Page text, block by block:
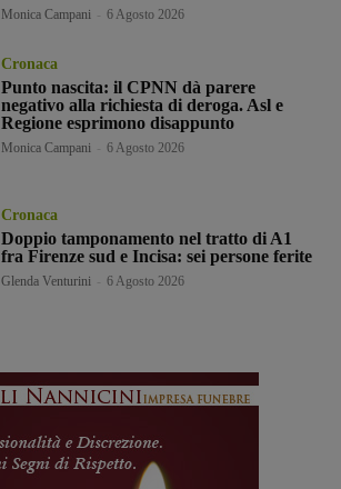
Monica Campani 6 Agosto 2026
Cronaca
Punto nascita: il CPNN dà parere
negativo alla richiesta di deroga. Asl e
Regione esprimono disappunto
Monica Campani 6 Agosto 2026
Cronaca
Doppio tamponamento nel tratto di A1
fra Firenze sud e Incisa: sei persone ferite
Glenda Venturini 6 Agosto 2026